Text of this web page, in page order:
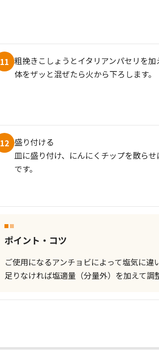
11 粗挽きこしょうとイタリアンパセリを加
体をザッと混ぜたら火から下ろします。
12 盛り付ける
皿に盛り付け、にんにくチップを散ら
です。
ポイント・コツ
ご使用になるアンチョビによって塩気に違
足りなければ塩適量（分量外）を加えて調